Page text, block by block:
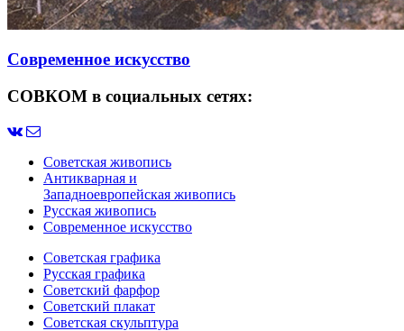
Современное искусство
СОВКОМ в социальных сетях:
Советская живопись
Антикварная и
Западноевропейская живопись
Русская живопись
Современное искусство
Советская графика
Русская графика
Советский фарфор
Советский плакат
Советская скульптура